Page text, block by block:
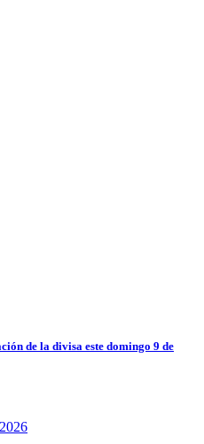
de la divisa este domingo 9 de